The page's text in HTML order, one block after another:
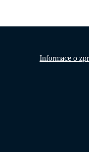
Informace o